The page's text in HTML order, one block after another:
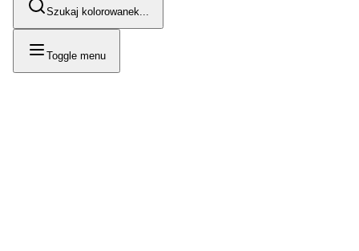
Szukaj kolorowanek...
Toggle menu